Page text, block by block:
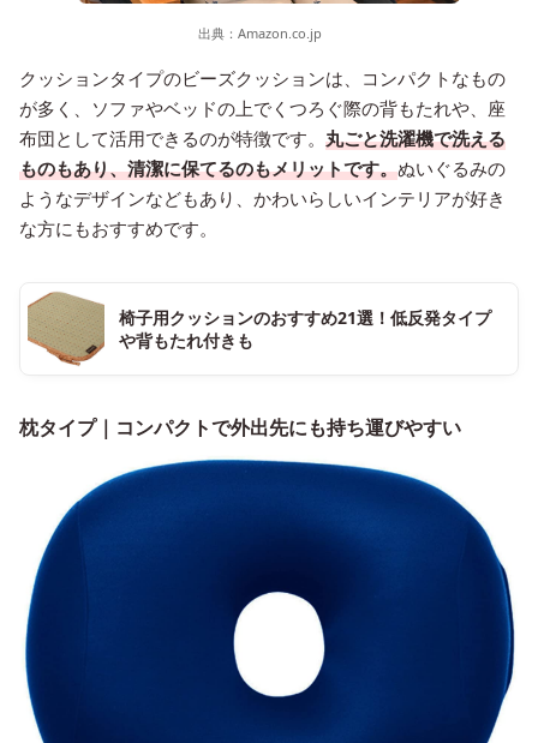
出典： Amazon.co.jp
クッションタイプのビーズクッションは、コンパクトなもの
が多く、ソファやベッドの上でくつろぐ際の背もたれや、座
布団として活用できるのが特徴です。 丸ごと洗濯機で洗える
ものもあり、清潔に保てるのもメリットです。ぬいぐるみの
ようなデザインなどもあり、かわいらしいインテリアが好き
な方にもおすすめです。
椅子用クッションのおすすめ21選！低反発タイプ
や背もたれ付きも
枕タイプ｜コンパクトで外出先にも持ち運びやすい